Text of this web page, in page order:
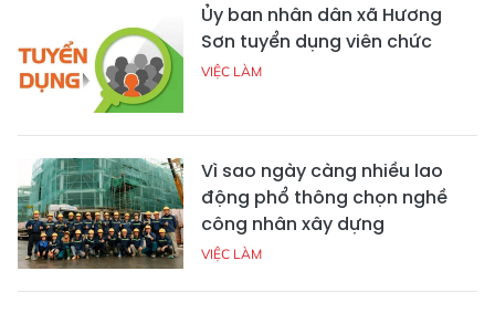
Ủy ban nhân dân xã Hương
Sơn tuyển dụng viên chức
VIỆC LÀM
Vì sao ngày càng nhiều lao
động phổ thông chọn nghề
công nhân xây dựng
VIỆC LÀM